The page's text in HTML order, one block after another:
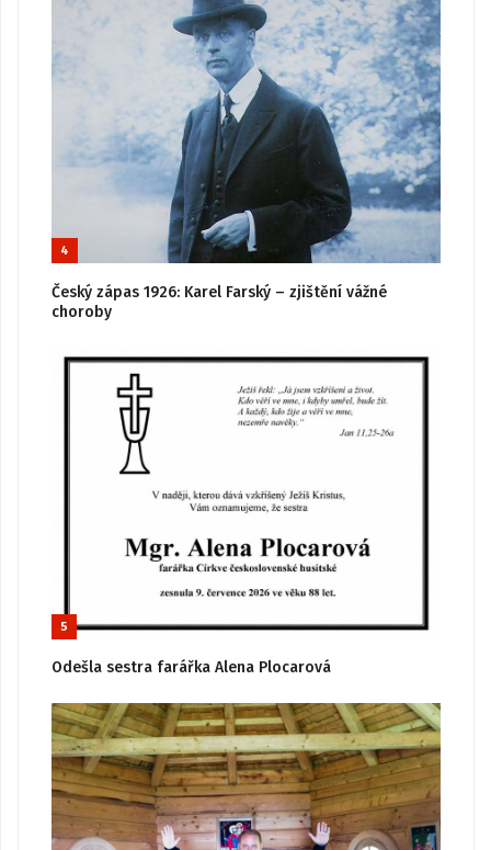
4
Český zápas 1926: Karel Farský – zjištění vážné
choroby
5
Odešla sestra farářka Alena Plocarová